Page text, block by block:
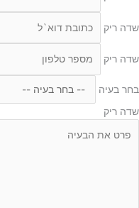
שדה ריק
שדה ריק
בחר בעיה
שדה ריק